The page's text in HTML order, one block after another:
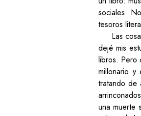
sociales.
tesoros
Las
dejé mis
libros. Pero
millonario
tratando de
una muerte